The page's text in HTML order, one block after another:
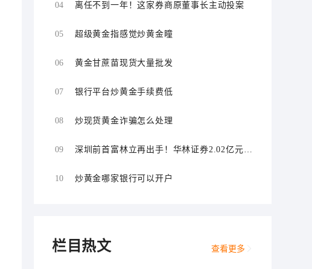
04
离任不到一年！这家券商原董事长主动投案
05 超级黄金指感觉炒黄金瞳
06 黄金甘蔗苗现货大量批发
07 银行平台炒黄金手续费低
08 炒现货黄金诈骗怎么处理
09
深圳前首富林立再出手！华林证券2.02亿元拟
10
炒黄金哪家银行可以开户
栏目热文 查看更多